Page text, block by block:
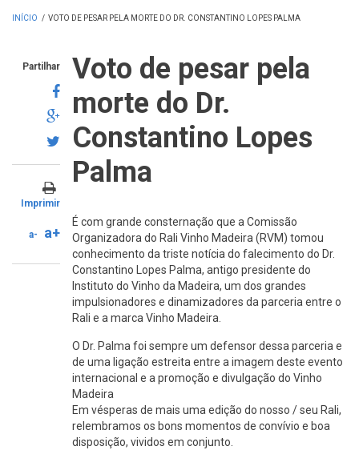
INÍCIO / VOTO DE PESAR PELA MORTE DO DR. CONSTANTINO LOPES PALMA
Partilhar
Imprimir
a- a+
Voto de pesar pela
morte do Dr.
Constantino Lopes
Palma
É com grande consternação que a Comissão
Organizadora do Rali Vinho Madeira (RVM) tomou
conhecimento da triste notícia do falecimento do Dr.
Constantino Lopes Palma, antigo presidente do
Instituto do Vinho da Madeira, um dos grandes
impulsionadores e dinamizadores da parceria entre o
Rali e a marca Vinho Madeira.
O Dr. Palma foi sempre um defensor dessa parceria e
de uma ligação estreita entre a imagem deste evento
internacional e a promoção e divulgação do Vinho
Madeira
Em vésperas de mais uma edição do nosso / seu Rali,
relembramos os bons momentos de convívio e boa
disposição, vividos em conjunto.